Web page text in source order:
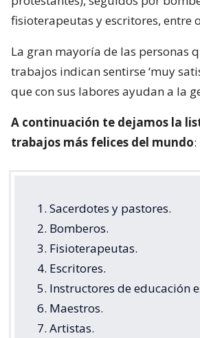
fisioterapeutas y escritores, entre
La gran mayoría de las personas
trabajos indican sentirse ‘muy
que con sus labores ayudan a la
A continuación te dejamos la
trabajos más felices del mundo:
1. Sacerdotes y pastores.
2. Bomberos.
3. Fisioterapeutas.
4. Escritores.
5. Instructores de educación
6. Maestros.
7. Artistas.